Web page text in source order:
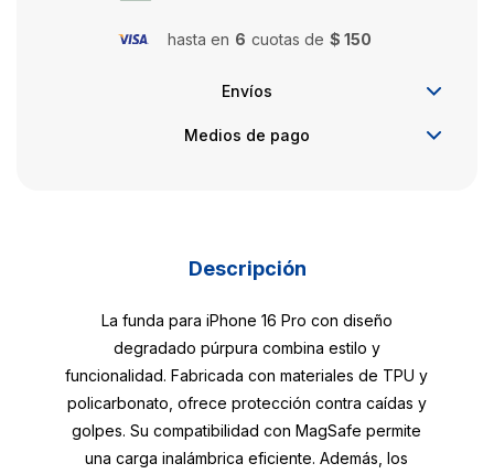
hasta en 6 cuotas de $ 150
Envíos
Medios de pago
Descripción
La funda para iPhone 16 Pro con diseño
degradado púrpura combina estilo y
funcionalidad. Fabricada con materiales de TPU y
policarbonato, ofrece protección contra caídas y
golpes. Su compatibilidad con MagSafe permite
una carga inalámbrica eficiente. Además, los